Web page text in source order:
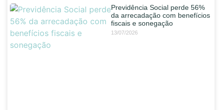
Previdência Social perde 56%
da arrecadação com benefícios
fiscais e sonegação
13/07/2026